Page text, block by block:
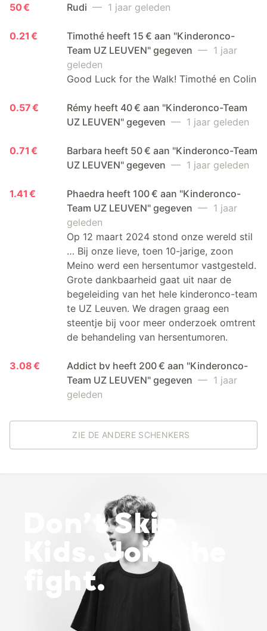
50 € Rudi — 1 jaar geleden
0.21 €
Timothé heeft 15 € aan "Kinderonco-
Team UZ LEUVEN" gegeven — 1 jaar
geleden
Good Luck for the Walk! Timothé en Colin
0.57 €
Rémy heeft 40 € aan "Kinderonco-Team
UZ LEUVEN" gegeven — 1 jaar geleden
0.71 €
Barbara heeft 50 € aan "Kinderonco-Team
UZ LEUVEN" gegeven — 1 jaar geleden
1.41 €
Phaedra heeft 100 € aan "Kinderonco-
Team UZ LEUVEN" gegeven — 1 jaar
geleden
Op 12 maart 2024 stond onze wereld stil
… Bij onze lieve, toen 10-jarige, zoon
Meino werd een hersentumor vastgesteld.
Grote dankbaarheid gaat uit naar de
begeleiding van het hele kinderonco-team
te UZ Leuven. We dragen graag een
steentje bij voor meer onderzoek omtrent
de behandeling van hersentumoren.
3.08 €
Addict bv heeft 200 € aan "Kinderonco-
Team UZ LEUVEN" gegeven — 1 jaar
geleden
ZIE DE ANDERE SCHENKERS
Don’t Skip
Kids. Join the
fight.